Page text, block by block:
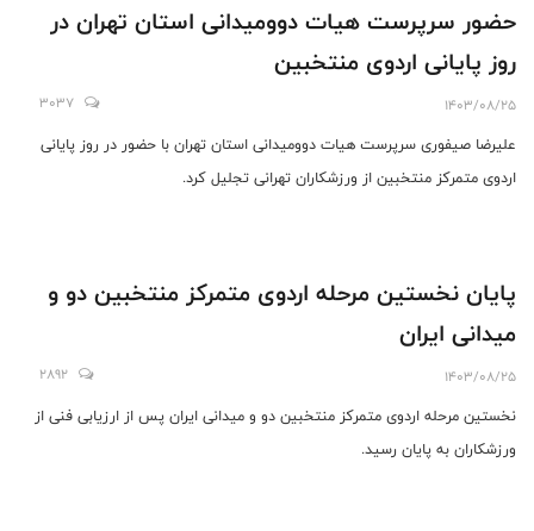
حضور سرپرست هیات دوومیدانی استان تهران در
روز پایانی اردوی منتخبین
1403/08/25
3037
علیرضا صیفوری سرپرست هیات دوومیدانی استان تهران با حضور در روز پایانی
اردوی متمرکز منتخبین از ورزشکاران تهرانی تجلیل کرد.
پایان نخستین مرحله اردوی متمرکز منتخبین دو و
میدانی ایران
1403/08/25
2892
نخستین مرحله اردوی متمرکز منتخبین دو و میدانی ایران پس از ارزیابی فنی از
ورزشکاران به پایان رسید‌.